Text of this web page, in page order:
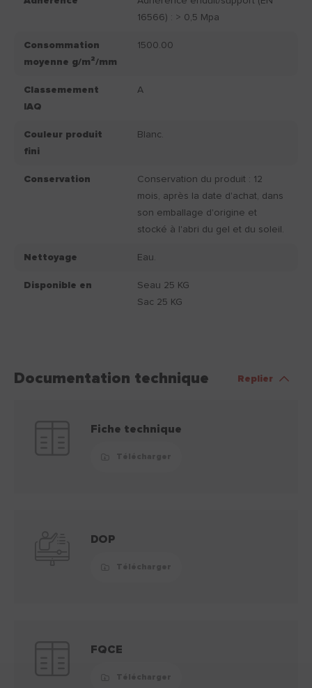
16566) : > 0,5 Mpa
Consommation
moyenne g/m²/mm
1500.00
Classemement
IAQ
A
Couleur produit
fini
Blanc.
Conservation
Conservation du produit : 12
mois, après la date d'achat, dans
son emballage d'origine et
stocké à l'abri du gel et du soleil.
Nettoyage Eau.
Disponible en
Seau 25 KG
Sac 25 KG
Documentation technique Replier
Fiche technique
DOP
FQCE